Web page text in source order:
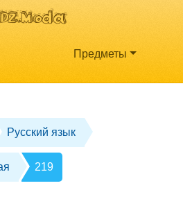
Предметы
Русский язык
219